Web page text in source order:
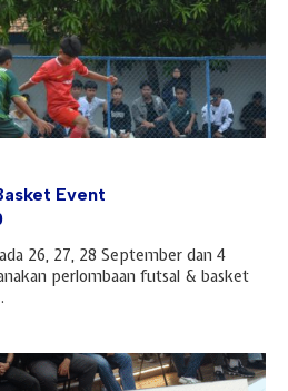
Event
26, 27, 28 September dan 4
perlombaan futsal & basket